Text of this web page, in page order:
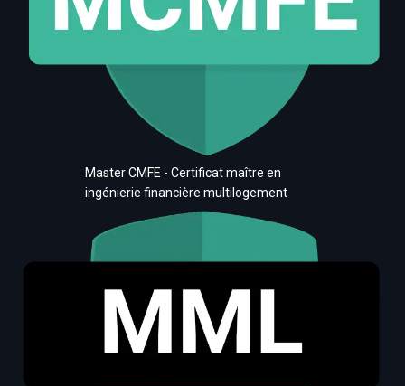
Master CMFE - Certificat maître en
ingénierie financière multilogement